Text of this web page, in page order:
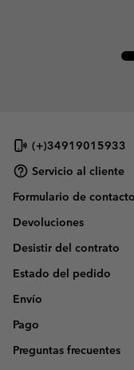
(+)34919015933
Servicio al cliente
Formulario de contacto
Devoluciones
Desistir del contrato
Estado del pedido
Envío
Pago
Preguntas frecuentes